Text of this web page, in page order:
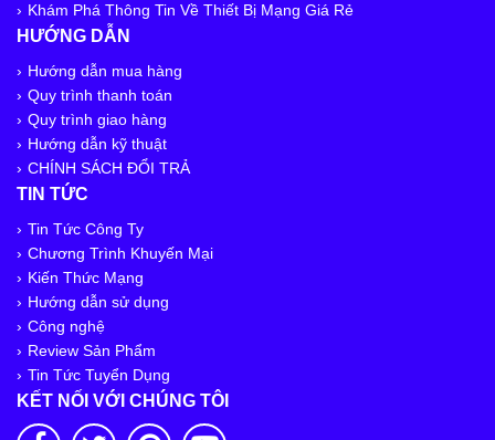
Khám Phá Thông Tin Về Thiết Bị Mạng Giá Rẻ
HƯỚNG DẪN
Hướng dẫn mua hàng
Quy trình thanh toán
Quy trình giao hàng
Hướng dẫn kỹ thuật
CHÍNH SÁCH ĐỔI TRẢ
TIN TỨC
Tin Tức Công Ty
Chương Trình Khuyến Mại
Kiến Thức Mạng
Hướng dẫn sử dụng
Công nghệ
Review Sản Phẩm
Tin Tức Tuyển Dụng
KẾT NỐI VỚI CHÚNG TÔI